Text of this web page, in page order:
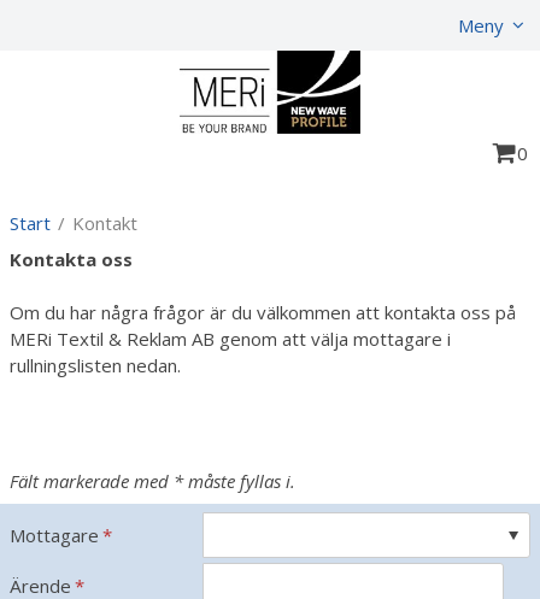
Meny
0
Start / Kontakt
Kontakta oss
Om du har några frågor är du välkommen att kontakta oss på
MERi Textil & Reklam AB genom att välja mottagare i
rullningslisten nedan.
Fält markerade med * måste fyllas i.
Mottagare *
Ärende *